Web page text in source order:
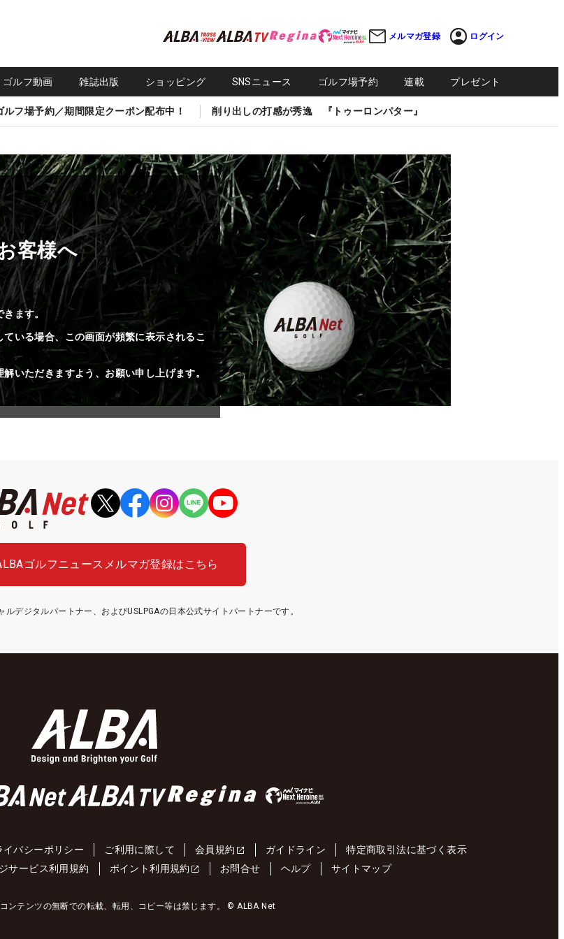
メルマガ登録 ログイン
ゴルフ動画 雑誌出版 ショッピング SNSニュース ゴルフ場予約 連載 プレゼント
ルフ場予約／期間限定クーポン配布中！ 削り出しの打感が秀逸 『トゥーロンパター』
客様へ
ます。
いる場合、この画面が頻繁に表示されるこ
いただきますよう、お願い申し上げます。
ゴルフニュース メルマガ登録はこちら
ルデジタルパートナー、およびUSLPGAの日本公式サイトパートナーです。
イバシーポリシー ご利用に際して 会員規約 ガイドライン
特定商取引法に基づく表示
サービス利用規約 ポイント利用規約 お問合せ ヘルプ サイトマップ
ンテンツの無断での転載、転用、コピー等は禁じます。 © ALBA Net